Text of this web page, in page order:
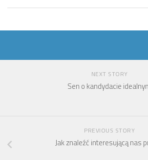
NEXT STORY
Sen o kandydacie
PREVIOUS STORY
Jak znaleźć interesującą nas